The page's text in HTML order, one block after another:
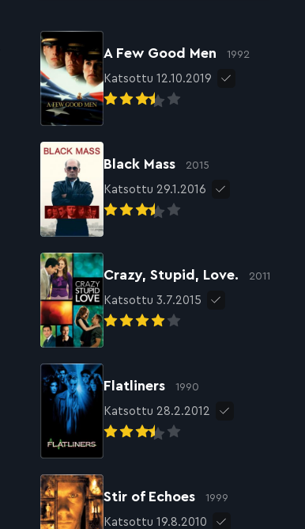
A Few Good Men 1992
Katsottu 12.10.2019
Black Mass 2015
Katsottu 29.1.2016
Crazy, Stupid, Love. 2011
Katsottu 3.7.2015
Flatliners 1990
Katsottu 28.2.2012
Stir of Echoes 1999
Katsottu 19.8.2010